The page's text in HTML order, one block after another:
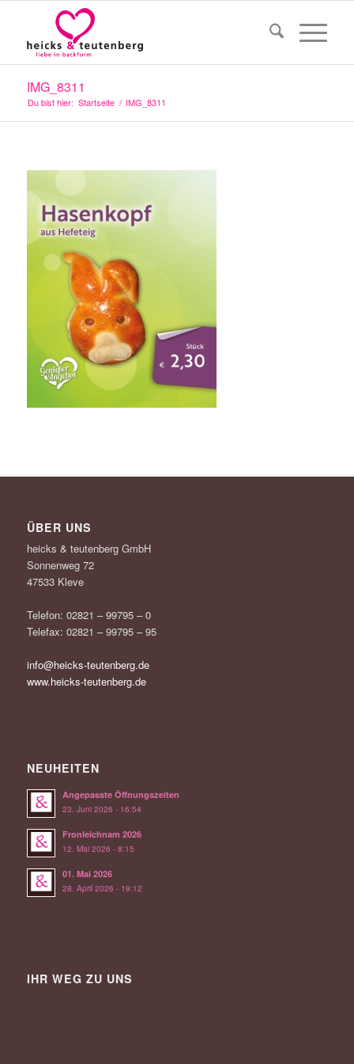
IMG_8311
Du bist hier: Startseite / IMG_8311
ÜBER UNS
heicks & teutenberg GmbH
Sonnenweg 72
47533 Kleve
Telefon: 02821 – 99795 – 0
Telefax: 02821 – 99795 – 95
info@heicks-teutenberg.de
www.heicks-teutenberg.de
NEUHEITEN
Angepasste Öffnungszeiten
23. Juni 2026 - 16:54
Fronleichnam 2026
12. Mai 2026 - 8:15
01. Mai 2026
28. April 2026 - 19:12
IHR WEG ZU UNS